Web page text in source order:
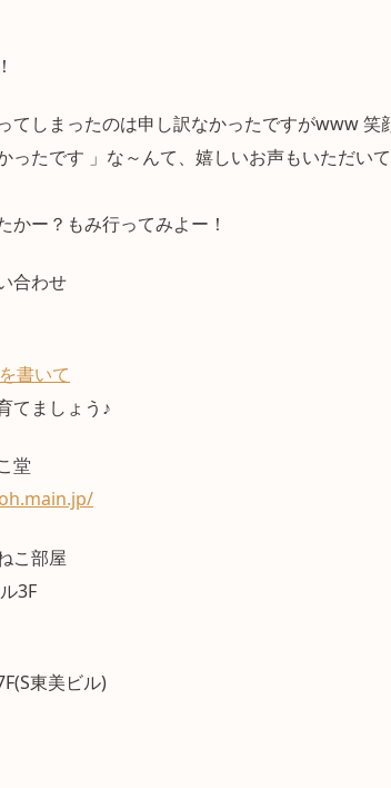
てしまったのは申し訳なかったですがwww 笑
ったです 」な～んて、嬉しいお声もいただい
かー？もみ行ってみよー！
合わせ
書いて
てましょう♪
堂
こ部屋
3F
東美ビル)